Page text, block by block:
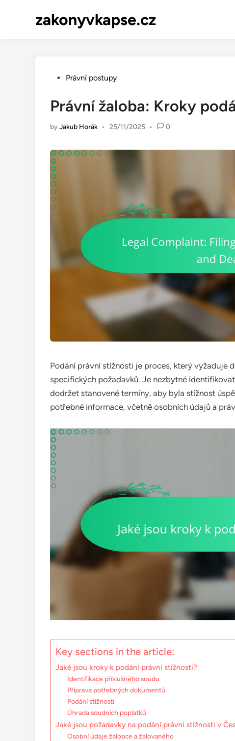
zakonyvkapse.cz
PostedPrávní postupy
Právní žaloba: Kroky
byJakub Horák • 25/11/2025 • 0
Podání právní stížnosti je proces, který vyžaduje
specifických požadavků. Je nezbytné
dodržet stanovené termíny, aby byla stížnost
potřebné informace, včetně osobních údajů a
Key sections in the article:
Jaké jsou kroky k podání právní stížnosti?
Identifikace příslušného soudu
Příprava potřebných dokumentů
Podání stížnosti
Úhrada soudních poplatků
Jaké jsou požadavky na podání právní stížnosti v
Osobní údaje žalobce a žalovaného